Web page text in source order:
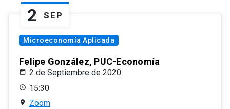
2 SEP
Microeconomía Aplicada
Felipe González, PUC-Economía
2 de Septiembre de 2020
15:30
Zoom